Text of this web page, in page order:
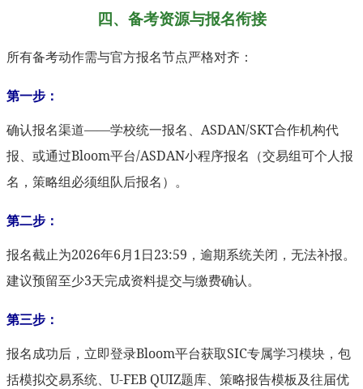
四、备考资源与报名衔接
所有备考动作需与官方报名节点严格对齐：
第一步：
确认报名渠道——学校统一报名、ASDAN/SKT合作机构代
报、或通过Bloom平台/ASDAN小程序报名（交易组可个人报
名，策略组必须组队后报名）。
第二步：
报名截止为2026年6月1日23:59，逾期系统关闭，无法补报。
建议预留至少3天完成资料提交与缴费确认。
第三步：
报名成功后，立即登录Bloom平台获取SIC专属学习模块，包
括模拟交易系统、U-FEB QUIZ题库、策略报告模板及往届优